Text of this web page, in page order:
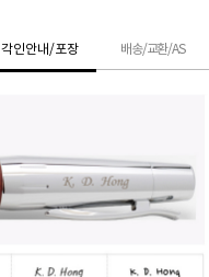
각인안내/포장 배송/교환/AS